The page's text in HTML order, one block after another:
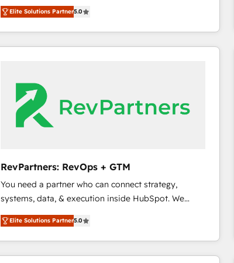
HubSpot大百科 出版 CRM・AI活用に関するご相談、現
growth. As a triple-accredited HubSpot Solutions
Partner, we specialize in both strategic RevOps
planning and hands-on technical execution - building
the operational foundation companies need to
Franchises - Professional Services - And more! How
we help: ✔️ Full HubSpot implementations and portal
optimization ✔️ Data migrations, CRM architecture,
and reporting foundations ✔️ Custom integrations
based engagements and ongoing RevOps
partnerships, we guide organizations through the
revenue maturity model - delivering the right
improvements at the right time so operations
evolve strategically and sustainably as the business
grows.
Elite Solutions Partner5.0
RevPartners: RevOps + GTM
You need a partner who can connect strategy,
systems, data, & execution inside HubSpot. We
bridge the gap where most agencies fall short by
combining GTM strategy with technical execution to
solve the right problem with the right solution. As the
only firm in the world to hold Elite Partner
Elite Solutions Partner5.0